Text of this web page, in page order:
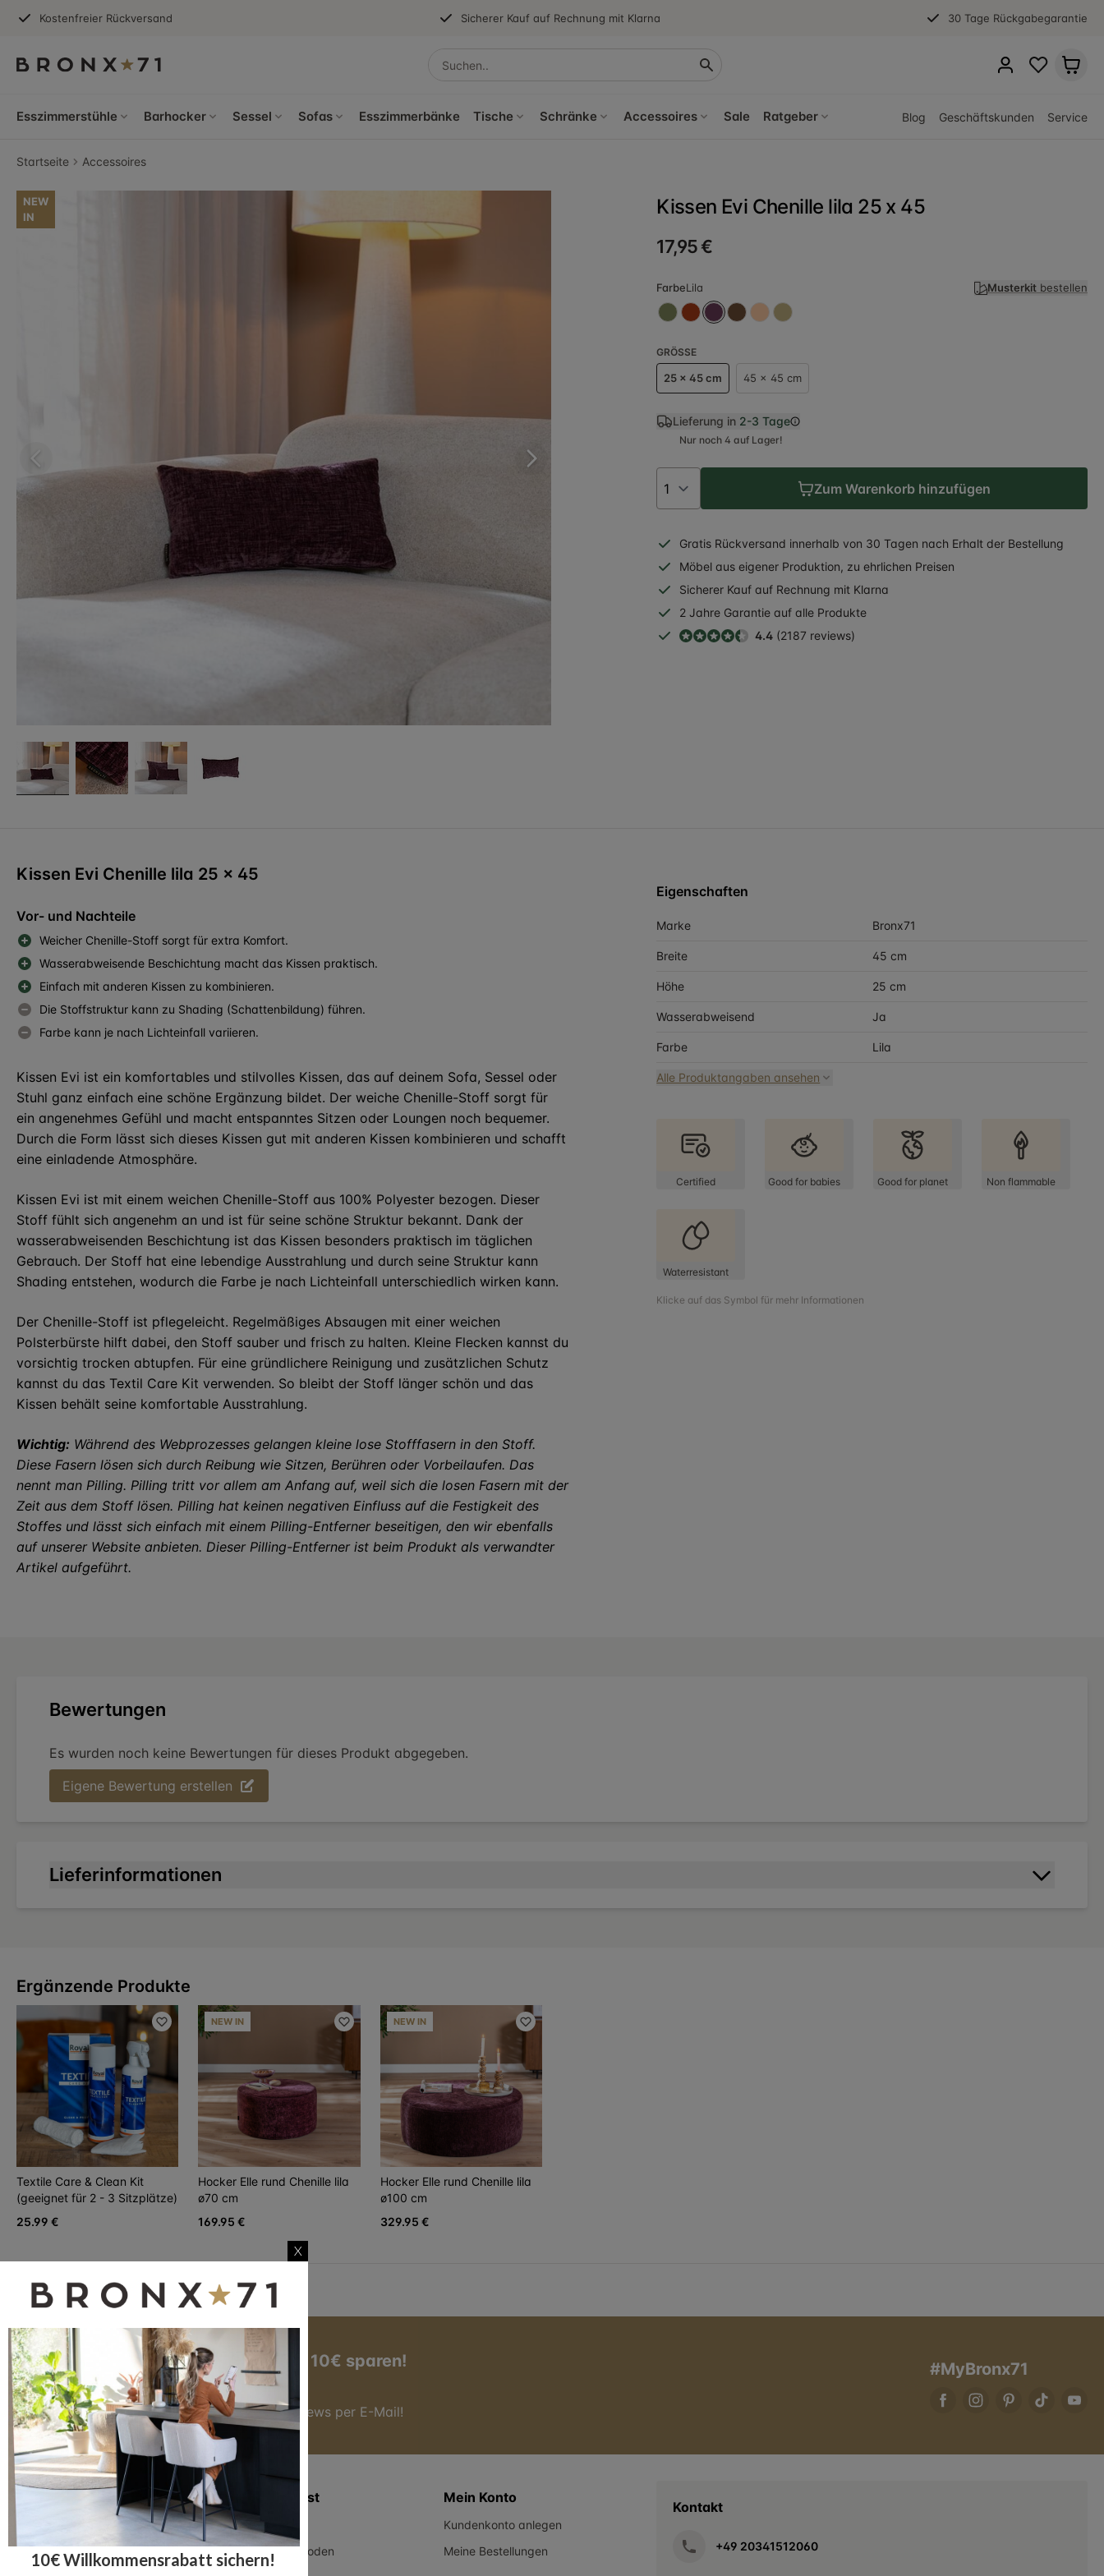
Kostenfreier Rückversand Sicherer Kauf auf Rechnung mit Klarna 30 Tage Rückgabegarantie
Esszimmerstühle Barhocker Sessel Sofas Esszimmerbänke Tische Schränke Accessoires Sale Ratgeber Blog Geschäftskunden Service
Startseite Accessoires
NEW
IN
Kissen Evi Chenille lila 25 x 45
17,95 €
FarbeLila Musterkitbestellen
GRÖSSE
25 x 45 cm 45 x 45 cm
Lieferung in 2-3 Tage
Nur noch 4 auf Lager!
Zum Warenkorb hinzufügen
Gratis Rückversand innerhalb von 30 Tagen nach Erhalt der Bestellung
Möbel aus eigener Produktion, zu ehrlichen Preisen
Sicherer Kauf auf Rechnung mit Klarna
2 Jahre Garantie auf alle Produkte
4.4 (2187 reviews)
Kissen Evi Chenille lila 25 x 45
Vor- und Nachteile
Weicher Chenille-Stoff sorgt für extra Komfort.
Wasserabweisende Beschichtung macht das Kissen praktisch.
Einfach mit anderen Kissen zu kombinieren.
Die Stoffstruktur kann zu Shading (Schattenbildung) führen.
Farbe kann je nach Lichteinfall variieren.
Kissen Evi ist ein komfortables und stilvolles Kissen, das auf deinem Sofa, Sessel oder
Stuhl ganz einfach eine schöne Ergänzung bildet. Der weiche Chenille-Stoff sorgt für
ein angenehmes Gefühl und macht entspanntes Sitzen oder Loungen noch bequemer.
Durch die Form lässt sich dieses Kissen gut mit anderen Kissen kombinieren und schafft
eine einladende Atmosphäre.
Kissen Evi ist mit einem weichen Chenille-Stoff aus 100% Polyester bezogen. Dieser
Stoff fühlt sich angenehm an und ist für seine schöne Struktur bekannt. Dank der
wasserabweisenden Beschichtung ist das Kissen besonders praktisch im täglichen
Gebrauch. Der Stoff hat eine lebendige Ausstrahlung und durch seine Struktur kann
Shading entstehen, wodurch die Farbe je nach Lichteinfall unterschiedlich wirken kann.
Der Chenille-Stoff ist pflegeleicht. Regelmäßiges Absaugen mit einer weichen
Polsterbürste hilft dabei, den Stoff sauber und frisch zu halten. Kleine Flecken kannst du
vorsichtig trocken abtupfen. Für eine gründlichere Reinigung und zusätzlichen Schutz
kannst du das Textil Care Kit verwenden. So bleibt der Stoff länger schön und das
Kissen behält seine komfortable Ausstrahlung.
Wichtig: Während des Webprozesses gelangen kleine lose Stofffasern in den Stoff.
Diese Fasern lösen sich durch Reibung wie Sitzen, Berühren oder Vorbeilaufen. Das
nennt man Pilling. Pilling tritt vor allem am Anfang auf, weil sich die losen Fasern mit der
Zeit aus dem Stoff lösen. Pilling hat keinen negativen Einfluss auf die Festigkeit des
Stoffes und lässt sich einfach mit einem Pilling-Entferner beseitigen, den wir ebenfalls
auf unserer Website anbieten. Dieser Pilling-Entferner ist beim Produkt als verwandter
Artikel aufgeführt.
Eigenschaften
Marke Bronx71
Breite 45 cm
Höhe 25 cm
Wasserabweisend Ja
Farbe Lila
Alle Produktangaben ansehen
Certified Good for babies Good for planet Non flammable
Waterresistant
Klicke auf das Symbol für mehr Informationen
Bewertungen
Es wurden noch keine Bewertungen für dieses Produkt abgegeben.
Eigene Bewertung erstellen
Lieferinformationen
Ergänzende Produkte
Textile Care & Clean Kit
(geeignet für 2 - 3 Sitzplätze)
25.99 €
NEW IN
Hocker Elle rund Chenille lila
ø70 cm
169.95 €
NEW IN
Hocker Elle rund Chenille lila
ø100 cm
329.95 €
Jetzt zum Newsletter anmelden und 10€ sparen!
Hier anmelden
Du bekommst immer die besten Angebote & News per E-Mail!
#MyBronx71
Zusatzinformation
Geschäftskunden
Kundendienst
Über uns
Zahlungsmethoden
Mein Konto
Kundenkonto anlegen
Meine Bestellungen
Kontakt
+49 20341512060
X
10€ Willkommensrabatt sichern!